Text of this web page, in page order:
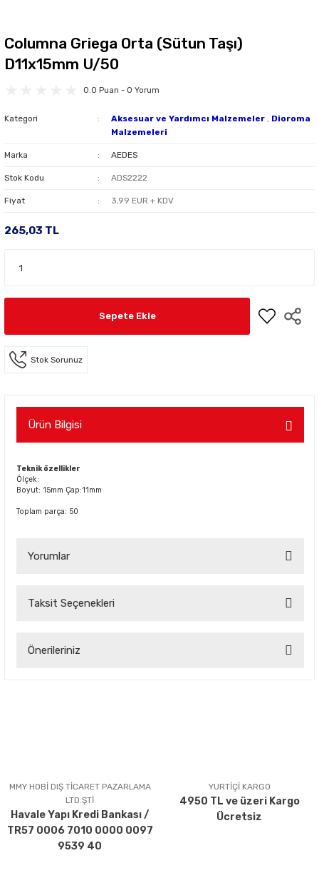
Columna Griega Orta (Sütun Taşı)
D11x15mm U/50
0.0 Puan - 0 Yorum
Kategori Aksesuar ve Yardımcı Malzemeler , Dioroma
Malzemeleri
Marka AEDES
Stok Kodu ADS2222
Fiyat 3,99 EUR + KDV
265,03 TL
Sepete Ekle
Stok Sorunuz
Ürün Bilgisi
Teknik özellikler
Ölçek:
Boyut: 15mm Çap:11mm
Toplam parça: 50
Yorumlar
Taksit Seçenekleri
Önerileriniz
Ürün açıklamasında eksik bilgiler bulunuyor.
Ürün bilgilerinde hatalar bulunuyor.
Ürün fiyatı diğer sitelerden daha pahalı.
Bu ürüne benzer farklı alternatifler olmalı.
MMY HOBİ DIŞ TİCARET PAZARLAMA
LTD.ŞTİ
Havale Yapı Kredi Bankası /
TR57 0006 7010 0000 0097
9539 40
YURTİÇİ KARGO
4950 TL ve üzeri Kargo
Ücretsiz